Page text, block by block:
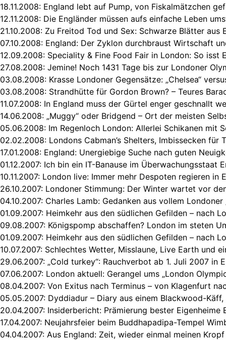
18.11.2008: England lebt auf Pump, von Fiskalmätzchen
12.11.2008: Die Engländer müssen aufs einfache Leben
21.10.2008: Zu Freitod Tod und Sex: Schwarze Blätter aus
07.10.2008: England: Der Zyklon durchbraust Wirtschaft
12.09.2008: Speciality & Fine Food Fair in London: So isst
27.08.2008: Jemine! Noch 1431 Tage bis zur Londoner
03.08.2008: Krasse Londoner Gegensätze: „Chelsea“
03.08.2008: Strandhütte für Gordon Brown? – Teures
11.07.2008: In England muss der Gürtel enger geschnallt
14.06.2008: „Muggy“ oder Bridgend – Ort der meisten
05.06.2008: Im Regenloch London: Allerlei Schikanen mit
02.02.2008: Londons Cabman’s Shelters, Imbissecken für
17.01.2008: England: Unergiebige Suche nach guten
01.12.2007: Ich bin ein IT-Banause im Überwachungsstaat
10.11.2007: London live: Immer mehr Despoten regieren in
26.10.2007: Londoner Stimmung: Der Winter wartet vor
04.10.2007: Charles Lamb: Gedanken aus vollem Londoner
01.09.2007: Heimkehr aus den südlichen Gefilden – nach
09.08.2007: Königspomp abschaffen? London im steten
01.09.2007: Heimkehr aus den südlichen Gefilden – nach
10.07.2007: Schlechtes Wetter, Misslaune, Live Earth und
29.06.2007: „Cold turkey“: Rauchverbot ab 1. Juli 2007 in
07.06.2007: London aktuell: Gerangel ums „London
08.04.2007: Von Exitus nach Terminus – von Klagenfurt
05.05.2007: Dyddiadur – Diary aus einem Blackwood-Käff,
20.04.2007: Insiderbericht: Prämierung bester Eigenheime
17.04.2007: Neujahrsfeier beim Buddhapadipa-Tempel
04.04.2007: Aus England: Zeit, wieder einmal meinen